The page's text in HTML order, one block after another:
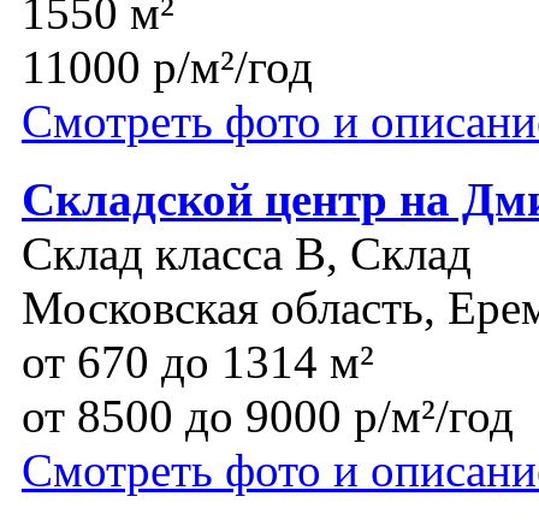
1550 м²
11000 р/м²/год
Смотреть фото и
Складской центр на
Склад класса B, Склад
Московская область,
от 670 до 1314 м²
от 8500 до 9000 р/м²/год
Смотреть фото и